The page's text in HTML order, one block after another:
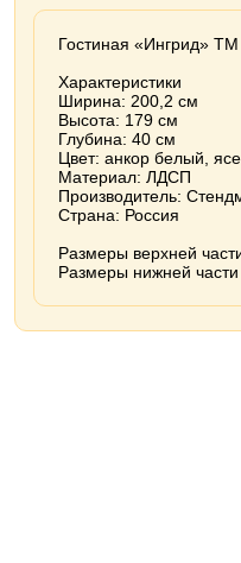
Гостиная «Ингрид»
Характеристики
Ширина: 200,2 см
Высота: 179 см
Глубина: 40 см
Цвет: анкор белый,
Материал: ЛДСП
Производитель:
Страна: Россия
Размеры верхней
Размеры нижней